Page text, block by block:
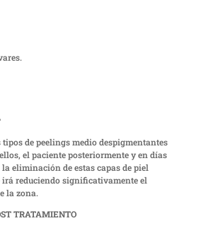
de peelings medio despigmentantes
el paciente posteriormente y en días
eliminación de estas capas de piel
irá reduciendo significativamente el
la zona.
TRATAMIENTO